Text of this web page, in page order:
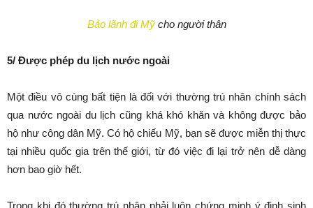
Bảo lãnh đi Mỹcho người thân
5/ Được phép du lịch nước ngoài
Một điều vô cùng bất tiện là đối với thường trú nhân chính sách
qua nước ngoài du lịch cũng khá khó khăn và không được bảo
hộ như công dân Mỹ. Có hộ chiếu Mỹ, bạn sẽ được miễn thị thực
tại nhiều quốc gia trên thế giới, từ đó việc đi lại trở nên dễ dàng
hơn bao giờ hết.